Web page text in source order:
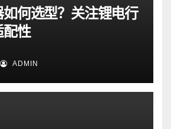
如何选型？关注锂电行
配性
ADMIN